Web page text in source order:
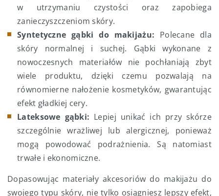
w utrzymaniu czystości oraz zapobiega
zanieczyszczeniom skóry.
Syntetyczne gąbki do makijażu: Polecane dla
skóry normalnej i suchej. Gąbki wykonane z
nowoczesnych materiałów nie pochłaniają zbyt
wiele produktu, dzięki czemu pozwalają na
równomierne nałożenie kosmetyków, gwarantując
efekt gładkiej cery.
Lateksowe gąbki: Lepiej unikać ich przy skórze
szczególnie wrażliwej lub alergicznej, ponieważ
mogą powodować podrażnienia. Są natomiast
trwałe i ekonomiczne.
Dopasowując materiały akcesoriów do makijażu do
swojego typu skóry, nie tylko osiągniesz lepszy efekt,